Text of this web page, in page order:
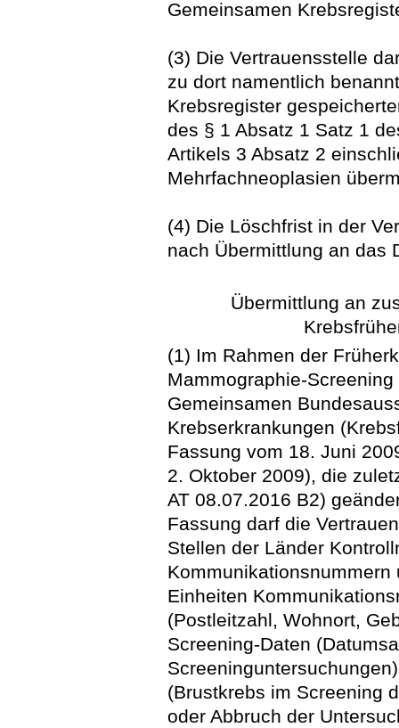
Gemeinsamen
(3) Die Vertrauensstelle
zu dort namentlich
Krebsregister
des § 1 Absatz 1 Satz 1
Artikels 3 Absatz 2
Mehrfachneoplasien
(4) Die Löschfrist in der
nach Übermittlung an das
Übermittlung an
(1) Im Rahmen der
Mammographie-
Gemeinsamen
Krebserkrankungen
Fassung vom 18. Juni
2. Oktober 2009), die
AT 08.07.2016 B2)
Fassung darf die
Stellen der Länder
Einheiten
(Postleitzahl, Wohnort,
Screening-Daten
(Brustkrebs im Screening
oder Abbruch der